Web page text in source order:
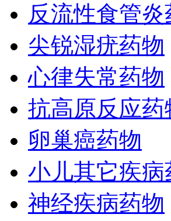
反流性食管炎
尖锐湿疣药物
心律失常药物
抗高原反应药
卵巢癌药物
小儿其它疾病
神经疾病药物